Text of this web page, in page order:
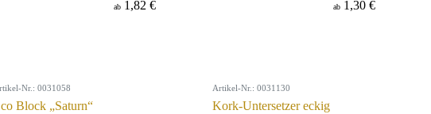
ab 1,82 € ab 1,30 €
Nr.: 0031058
Block „Saturn“
Artikel-Nr.: 0031130
Kork-Untersetzer eckig